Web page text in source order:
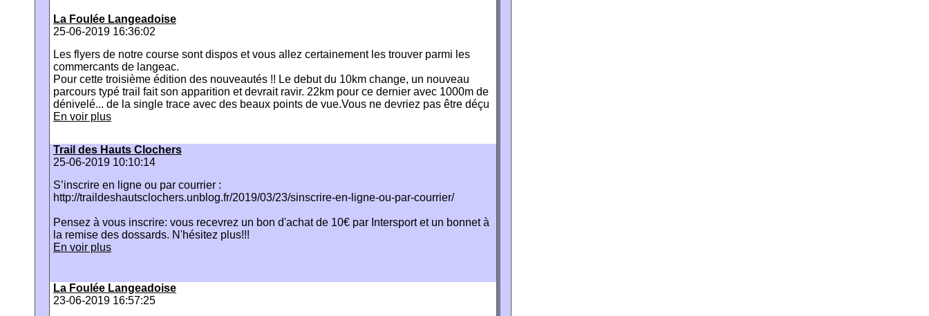
La Foulée Langeadoise
25-06-2019 16:36:02
Les flyers de notre course sont dispos et vous allez certainement les trouver parmi les
commercants de langeac.
Pour cette troisième édition des nouveautés !! Le debut du 10km change, un nouveau
parcours typé trail fait son apparition et devrait ravir. 22km pour ce dernier avec 1000m de
dénivelé... de la single trace avec des beaux points de vue.Vous ne devriez pas être déçu
En voir plus
Trail des Hauts Clochers
25-06-2019 10:10:14
S’inscrire en ligne ou par courrier :
http://traildeshautsclochers.unblog.fr/2019/03/23/sinscrire-en-ligne-ou-par-courrier/
Pensez à vous inscrire: vous recevrez un bon d'achat de 10€ par Intersport et un bonnet à
la remise des dossards. N'hésitez plus!!!
En voir plus
La Foulée Langeadoise
23-06-2019 16:57:25